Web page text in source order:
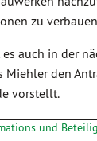
zu
auch in der
Miehler den
vorstellt.
und